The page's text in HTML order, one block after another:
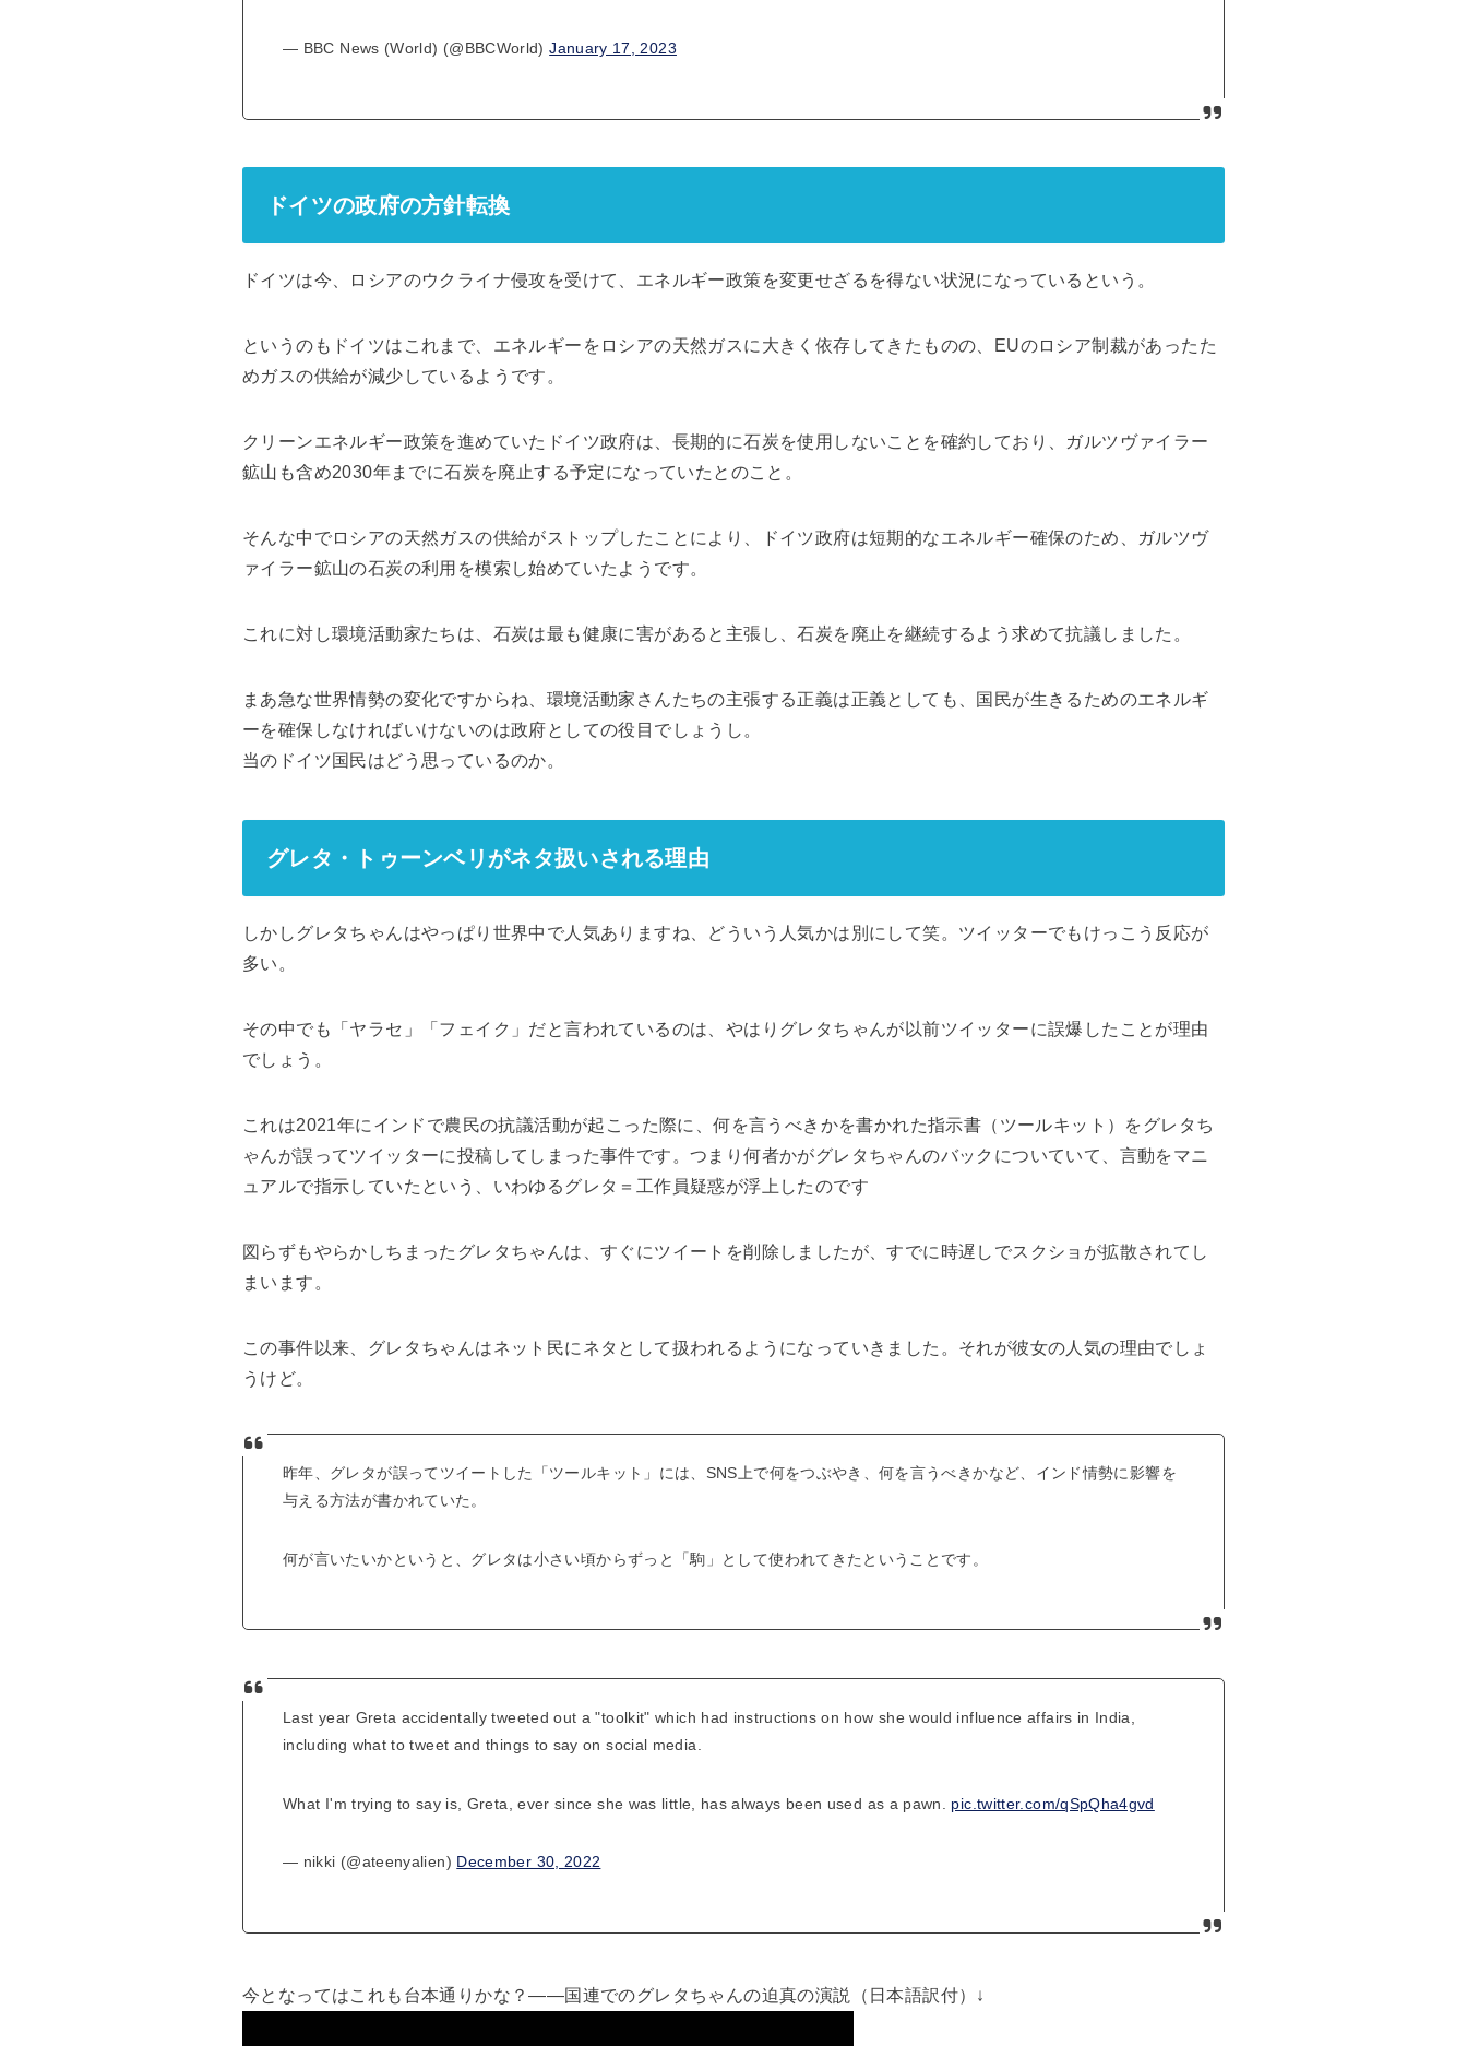
— BBC News (World) (@BBCWorld)January 17, 2023
ドイツの政府の方針転換
ドイツは今、ロシアのウクライナ侵攻を受けて、エネルギー政策を変更せざるを得ない状況になっているという。
というのもドイツはこれまで、エネルギーをロシアの天然ガスに大きく依存してきたものの、EUのロシア制裁があったた
めガスの供給が減少しているようです。
クリーンエネルギー政策を進めていたドイツ政府は、長期的に石炭を使用しないことを確約しており、ガルツヴァイラー
鉱山も含め2030年までに石炭を廃止する予定になっていたとのこと。
そんな中でロシアの天然ガスの供給がストップしたことにより、ドイツ政府は短期的なエネルギー確保のため、ガルツヴ
ァイラー鉱山の石炭の利用を模索し始めていたようです。
これに対し環境活動家たちは、石炭は最も健康に害があると主張し、石炭を廃止を継続するよう求めて抗議しました。
まあ急な世界情勢の変化ですからね、環境活動家さんたちの主張する正義は正義としても、国民が生きるためのエネルギ
ーを確保しなければいけないのは政府としての役目でしょうし。
当のドイツ国民はどう思っているのか。
グレタ・トゥーンベリがネタ扱いされる理由
しかしグレタちゃんはやっぱり世界中で人気ありますね、どういう人気かは別にして笑。ツイッターでもけっこう反応が
多い。
その中でも「ヤラセ」「フェイク」だと言われているのは、やはりグレタちゃんが以前ツイッターに誤爆したことが理由
でしょう。
これは2021年にインドで農民の抗議活動が起こった際に、何を言うべきかを書かれた指示書（ツールキット）をグレタち
ゃんが誤ってツイッターに投稿してしまった事件です。つまり何者かがグレタちゃんのバックについていて、言動をマニ
ュアルで指示していたという、いわゆるグレタ＝工作員疑惑が浮上したのです
図らずもやらかしちまったグレタちゃんは、すぐにツイートを削除しましたが、すでに時遅しでスクショが拡散されてし
まいます。
この事件以来、グレタちゃんはネット民にネタとして扱われるようになっていきました。それが彼女の人気の理由でしょ
うけど。
昨年、グレタが誤ってツイートした「ツールキット」には、SNS上で何をつぶやき、何を言うべきかなど、インド情勢に影響を
与える方法が書かれていた。
何が言いたいかというと、グレタは小さい頃からずっと「駒」として使われてきたということです。
Last year Greta accidentally tweeted out a "toolkit" which had instructions on how she would influence affairs in India,
including what to tweet and things to say on social media.
What I'm trying to say is, Greta, ever since she was little, has always been used as a pawn. pic.twitter.com/qSpQha4gvd
— nikki (@ateenyalien) December 30, 2022
今となってはこれも台本通りかな？――国連でのグレタちゃんの迫真の演説（日本語訳付）↓